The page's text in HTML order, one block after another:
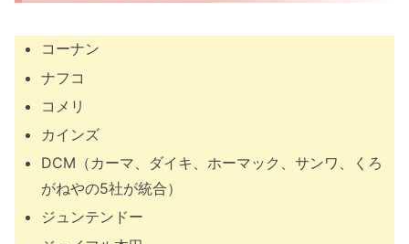
コーナン
ナフコ
コメリ
カインズ
DCM（カーマ、ダイキ、ホーマック、サンワ、くろ
がねやの5社が統合）
ジュンテンドー